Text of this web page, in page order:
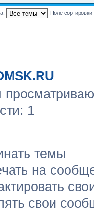
Поле сортировки
1
темы
на
свои